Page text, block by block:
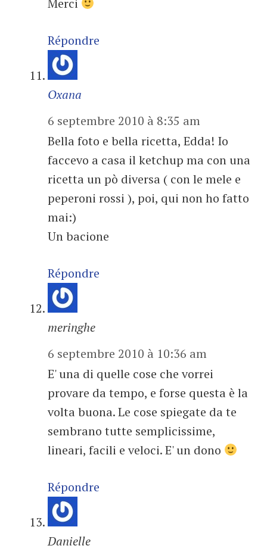
Merci
Répondre
Oxana
6 septembre 2010 à 8:35 am
Bella foto e bella ricetta, Edda! Io
faccevo a casa il ketchup ma con una
ricetta un pò diversa ( con le mele e
peperoni rossi ), poi, qui non ho fatto
mai:)
Un bacione
Répondre
meringhe
6 septembre 2010 à 10:36 am
E' una di quelle cose che vorrei
provare da tempo, e forse questa è la
volta buona. Le cose spiegate da te
sembrano tutte semplicissime,
lineari, facili e veloci. E' un dono
Répondre
Danielle